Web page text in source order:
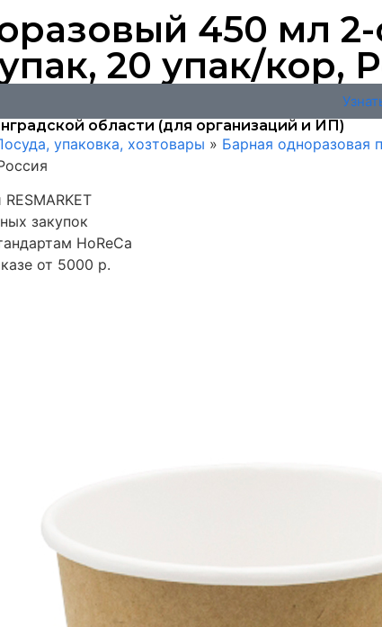
450 мл
20 упак/кор,
области (для организаций и ИП)
упаковка, хозтовары » Барная одноразовая
закупок
HoReCa
от 5000 р.